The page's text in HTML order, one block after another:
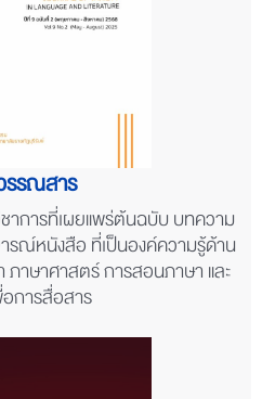
รรณสาร
าการที่เผยแพร่ต้นฉบับ บทความ
รณ์หนังสือ ที่เป็นองค์ความรู้ด้าน
าษาศาสตร์ การสอนภาษา และ
อการสื่อสาร